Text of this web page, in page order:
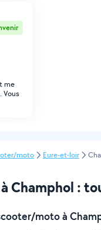
me
Vous
moto Eure-et-loir
Champhol :
moto à